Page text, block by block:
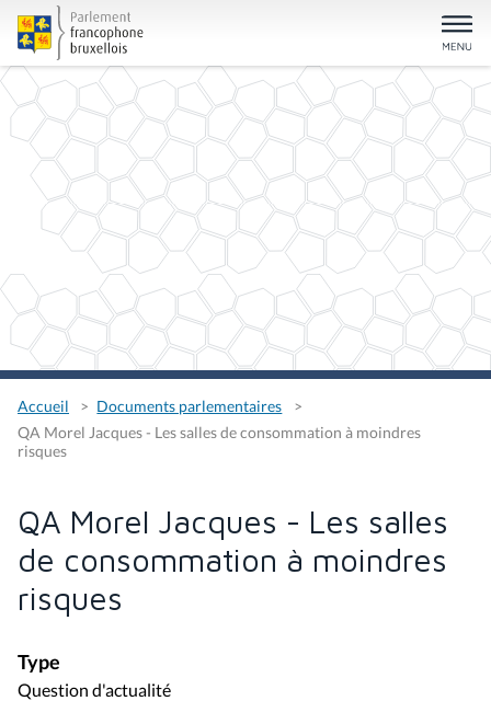
Accueil
Documents parlementaires
QA Morel Jacques - Les salles de consommation à moindres
risques
QA Morel Jacques - Les salles
de consommation à moindres
risques
Type
Question d'actualité